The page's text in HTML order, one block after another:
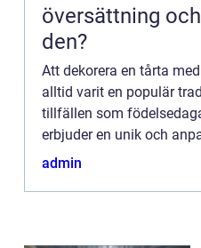
översättning
den?
Att dekorera en tårta
alltid varit en populär
tillfällen som
erbjuder en unik och
detta genom ...
admin